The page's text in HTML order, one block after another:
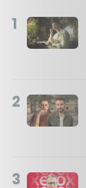
1
2
3